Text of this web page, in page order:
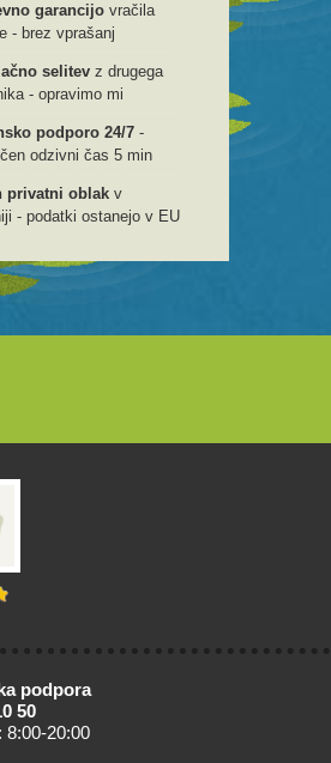
garancijo vračila
- brez vprašanj
selitev z drugega
- opravimo mi
podporo 24/7 -
odzivni čas 5 min
privatni oblak v
- podatki ostanejo v EU
podpora
50
8:00-20:00